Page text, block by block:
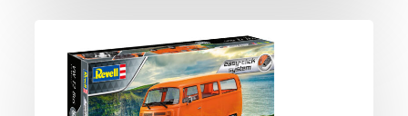
Einsteiger
Profis: